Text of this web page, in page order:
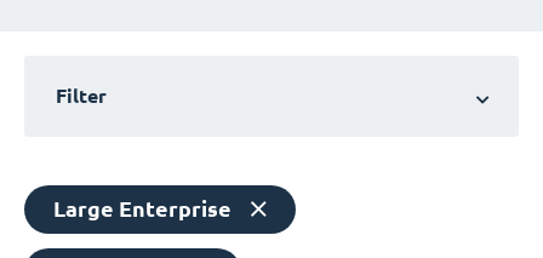
Filter
Large Enterprise